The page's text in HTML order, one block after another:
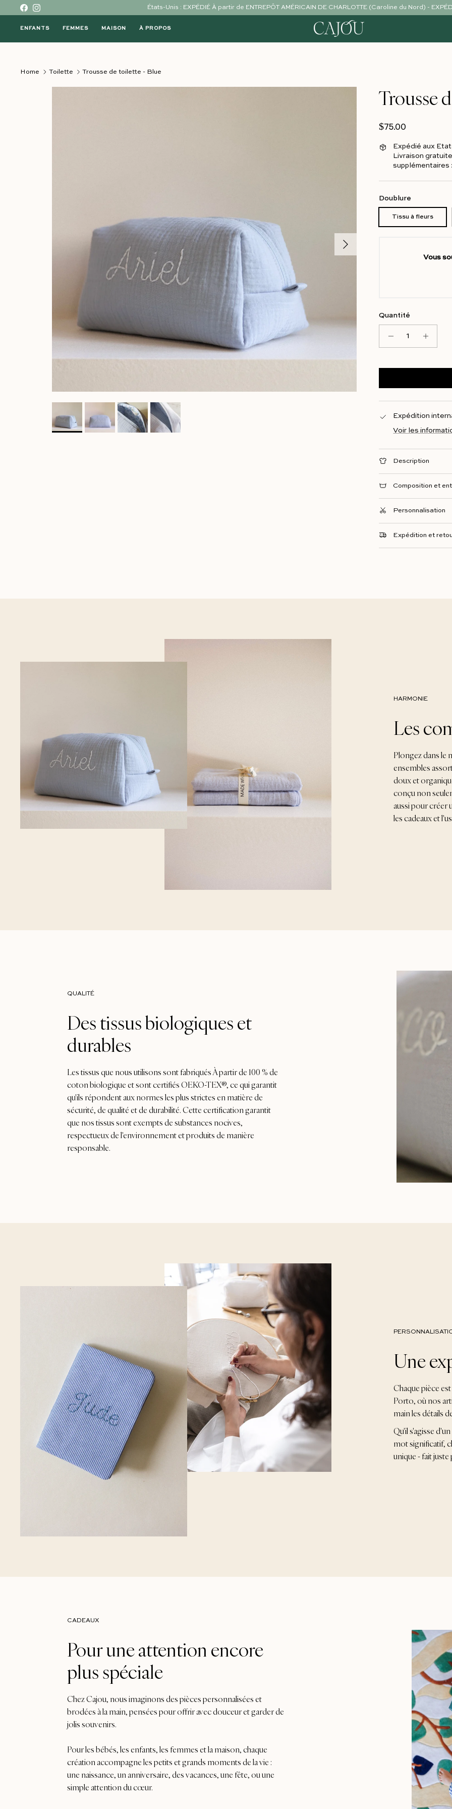
Skip to content
Facebook
Instagram États-Unis : EXPÉDIÉ À partir de ENTREPÔT AMÉRICAIN DE CHARLOTTE (Caroline du Nord) -
ENFANTS FEMMES MAISON À PROPOS
Home Toilette Trousse de toilette - Blue
Suivant
Trousse
Prix normal
$75.00
Expédié aux
Livraison
Doublure
Tissu à fleurs
Vous
Quantité
Expédition
Voir les
Description
Composition et
Personnalisation
Expédition et
HARMONIE
Les
Plongez dans le
ensembles
doux et
conçu non
aussi pour créer
les cadeaux et
QUALITÉ
Des tissus biologiques et
durables
Les tissus que nous utilisons sont fabriqués À partir de 100 % de
coton biologique et sont certifiés OEKO-TEX®, ce qui garantit
qu'ils répondent aux normes les plus strictes en matière de
sécurité, de qualité et de durabilité. Cette certification garantit
que nos tissus sont exempts de substances nocives,
respectueux de l'environnement et produits de manière
responsable.
Une
Chaque pièce
Porto, où nos
main les détails
Qu'il s'agisse
mot significatif,
unique - fait
CADEAUX
Pour une attention encore
plus spéciale
Chez Cajou, nous imaginons des pièces personnalisées et
brodées à la main, pensées pour offrir avec douceur et garder de
jolis souvenirs.
Pour les bébés, les enfants, les femmes et la maison, chaque
création accompagne les petits et grands moments de la vie :
une naissance, un anniversaire, des vacances, une fête, ou une
simple attention du cœur.